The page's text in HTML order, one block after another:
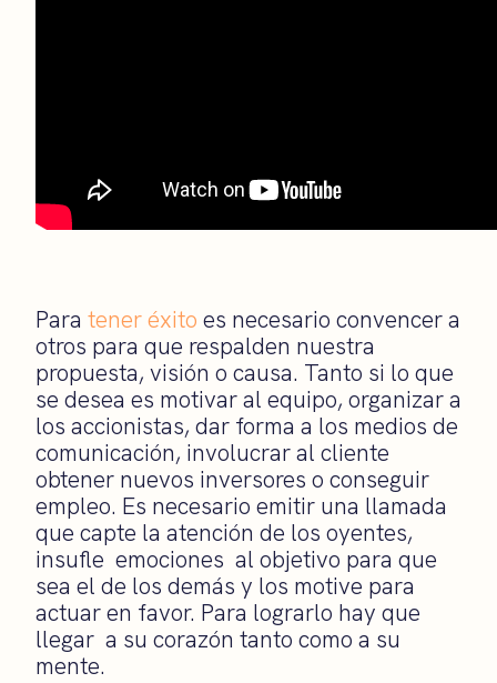
Para tener éxito es necesario convencer a
otros para que respalden nuestra
propuesta, visión o causa. Tanto si lo que
se desea es motivar al equipo, organizar a
los accionistas, dar forma a los medios de
comunicación, involucrar al cliente
obtener nuevos inversores o conseguir
empleo. Es necesario emitir una llamada
que capte la atención de los oyentes,
insufle emociones al objetivo para que
sea el de los demás y los motive para
actuar en favor. Para lograrlo hay que
llegar a su corazón tanto como a su
mente.